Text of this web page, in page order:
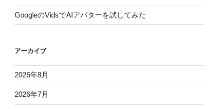
GoogleのVidsでAIアバターを試してみた
アーカイブ
2026年8月
2026年7月